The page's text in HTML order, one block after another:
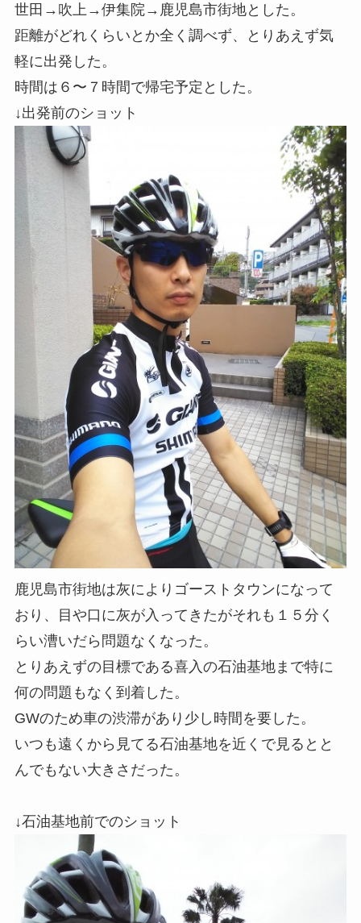
世田→吹上→伊集院→鹿児島市街地とした。
距離がどれくらいとか全く調べず、とりあえず気
軽に出発した。
時間は６〜７時間で帰宅予定とした。
↓出発前のショット
鹿児島市街地は灰によりゴーストタウンになって
おり、目や口に灰が入ってきたがそれも１５分く
らい漕いだら問題なくなった。
とりあえずの目標である喜入の石油基地まで特に
何の問題もなく到着した。
GWのため車の渋滞があり少し時間を要した。
いつも遠くから見てる石油基地を近くで見るとと
んでもない大きさだった。
↓石油基地前でのショット